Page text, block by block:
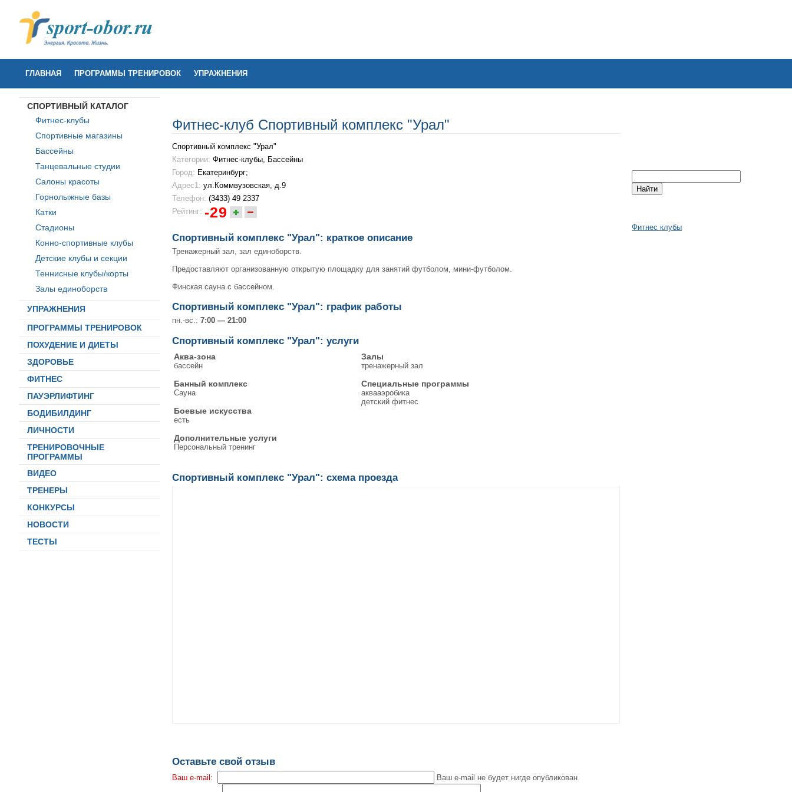
ГЛАВНАЯ ПРОГРАММЫ ТРЕНИРОВОК УПРАЖНЕНИЯ
СПОРТИВНЫЙ КАТАЛОГ
Фитнес-клубы
Спортивные магазины
Бассейны
Танцевальные студии
Салоны красоты
Горнолыжные базы
Катки
Стадионы
Конно-спортивные клубы
Детские клубы и секции
Теннисные клубы/корты
Залы единоборств
УПРАЖНЕНИЯ
ПРОГРАММЫ ТРЕНИРОВОК
ПОХУДЕНИЕ И ДИЕТЫ
ЗДОРОВЬЕ
ФИТНЕС
ПАУЭРЛИФТИНГ
БОДИБИЛДИНГ
ЛИЧНОСТИ
ТРЕНИРОВОЧНЫЕ
ПРОГРАММЫ
ВИДЕО
ТРЕНЕРЫ
КОНКУРСЫ
НОВОСТИ
ТЕСТЫ
Фитнес клубы
Фитнес-клуб Спортивный комплекс "Урал"
Спортивный комплекс "Урал"
Категории: Фитнес-клубы, Бассейны
Город: Екатеринбург;
Адрес1: ул.Коммвузовская, д.9
Телефон: (3433) 49 2337
Рейтинг: -29
Спортивный комплекс "Урал": краткое описание
Тренажерный зал, зал единоборств.
Предоставляют организованную открытую площадку для занятий футболом, мини-футболом.
Финская сауна с бассейном.
Спортивный комплекс "Урал": график работы
пн.-вс.: 7:00 — 21:00
Спортивный комплекс "Урал": услуги
Аква-зона
бассейн
Банный комплекс
Сауна
Боевые искусства
есть
Дополнительные услуги
Персональный тренинг
Залы
тренажерный зал
Специальные программы
аквааэробика
детский фитнес
Спортивный комплекс "Урал": схема проезда
Оставьте свой отзыв
Ваш e-mail: Ваш e-mail не будет нигде опубликован